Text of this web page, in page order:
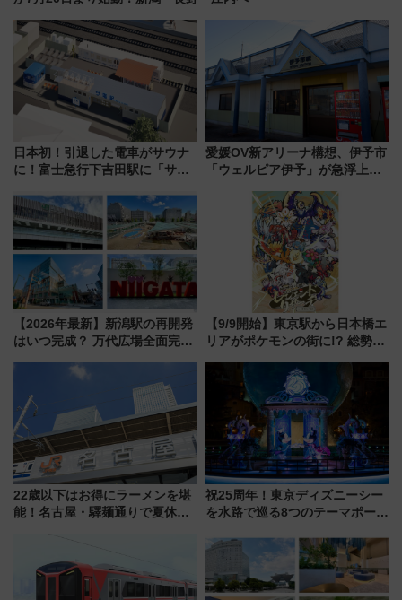
日本初！引退した電車がサウナ
に！富士急行下吉田駅に「サ電
業 行き交う電車の音や振動を
感じながら「ととのう」新感覚
愛媛OV新アリーナ構想、伊予市
「ウェルピア伊予」が急浮上！
で探る鉄道アクセスの未来
【2026年最新】新潟駅の再開発
はいつ完成？ 万代広場全面完成
開発、バスタ新潟構想まで徹底
解説！
【9/9開始】東京駅から日本橋エ
リアがポケモンの街に!? 総勢
リサーチ」本格謎解き・グッズ
情報まとめ
22歳以下はお得にラーメンを堪
能！名古屋・驛麺通りで夏休み
祝25周年！東京ディズニーシー
を水路で巡る8つのテーマポート